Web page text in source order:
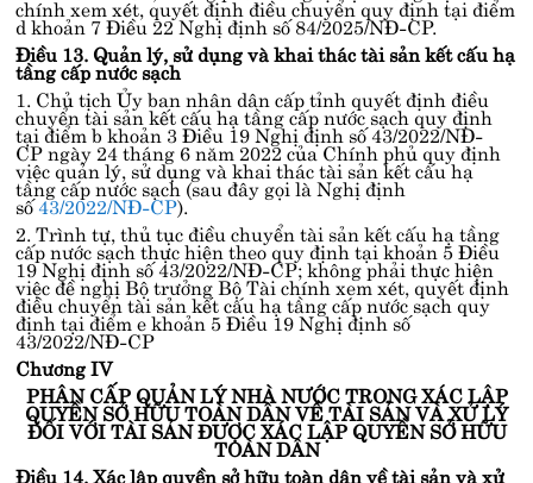
chính xem xét, quyết định điều chuyển quy định tạiđiểm
d khoản 7 Điều 22 Nghị định số 84/2025/NĐ-CP.
Điều 13. Quản lý, sử dụng và khai thác tài sản kết cấu hạ
tầng cấp nước sạch
1. Chủ tịch Ủy ban nhân dân cấp tỉnh quyết định điều
chuyển tài sản kết cấu hạ tầng cấp nước sạch quy định
tạiđiểm b khoản 3 Điều 19 Nghị định số 43/2022/NĐ-
CPngày 24 tháng 6 năm 2022 của Chính phủ quy định
việc quản lý, sử dụng và khai thác tài sản kết cấu hạ
tầng cấp nước sạch (sau đây gọi là Nghị định
số43/2022/NĐ-CP).
2. Trình tự, thủ tục điều chuyển tài sản kết cấu hạ tầng
cấp nước sạch thực hiện theo quy định tạikhoản 5 Điều
19 Nghị định số 43/2022/NĐ-CP; không phải thực hiện
việc đề nghị Bộ trưởng Bộ Tài chính xem xét, quyết định
điều chuyển tài sản kết cấu hạ tầng cấp nước sạch quy
định tạiđiểm e khoản 5 Điều 19 Nghị định số
43/2022/NĐ-CP
Chương IV
PHÂN CẤP QUẢN LÝ NHÀ NƯỚC TRONG XÁC LẬP
QUYỀN SỞ HỮU TOÀN DÂN VỀ TÀI SẢN VÀ XỬ LÝ
ĐỐI VỚI TÀI SẢN ĐƯỢC XÁC LẬP QUYỀN SỞ HỮU
TOÀN DÂN
Điều 14. Xác lập quyền sở hữu toàn dân về tài sản và xử